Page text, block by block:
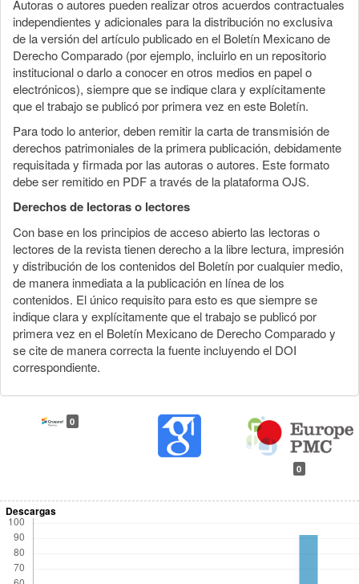
Autoras o autores pueden realizar otros acuerdos contractuales
independientes y adicionales para la distribución no exclusiva
de la versión del artículo publicado en el Boletín Mexicano de
Derecho Comparado (por ejemplo, incluirlo en un repositorio
institucional o darlo a conocer en otros medios en papel o
electrónicos), siempre que se indique clara y explícitamente
que el trabajo se publicó por primera vez en este Boletín.
Para todo lo anterior, deben remitir la carta de transmisión de
derechos patrimoniales de la primera publicación, debidamente
requisitada y firmada por las autoras o autores. Este formato
debe ser remitido en PDF a través de la plataforma OJS.
Derechos de lectoras o lectores
Con base en los principios de acceso abierto las lectoras o
lectores de la revista tienen derecho a la libre lectura, impresión
y distribución de los contenidos del Boletín por cualquier medio,
de manera inmediata a la publicación en línea de los
contenidos. El único requisito para esto es que siempre se
indique clara y explícitamente que el trabajo se publicó por
primera vez en el Boletín Mexicano de Derecho Comparado y
se cite de manera correcta la fuente incluyendo el DOI
correspondiente.
0
0
Descargas